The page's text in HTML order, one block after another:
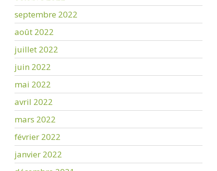
septembre 2022
août 2022
juillet 2022
juin 2022
mai 2022
avril 2022
mars 2022
février 2022
janvier 2022